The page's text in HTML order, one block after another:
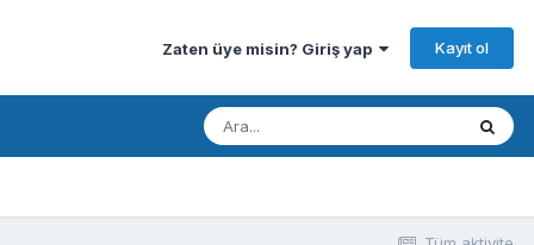
Zaten üye misin? Giriş yap Kayıt ol